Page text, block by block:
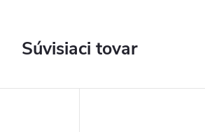
Súvisiaci tovar